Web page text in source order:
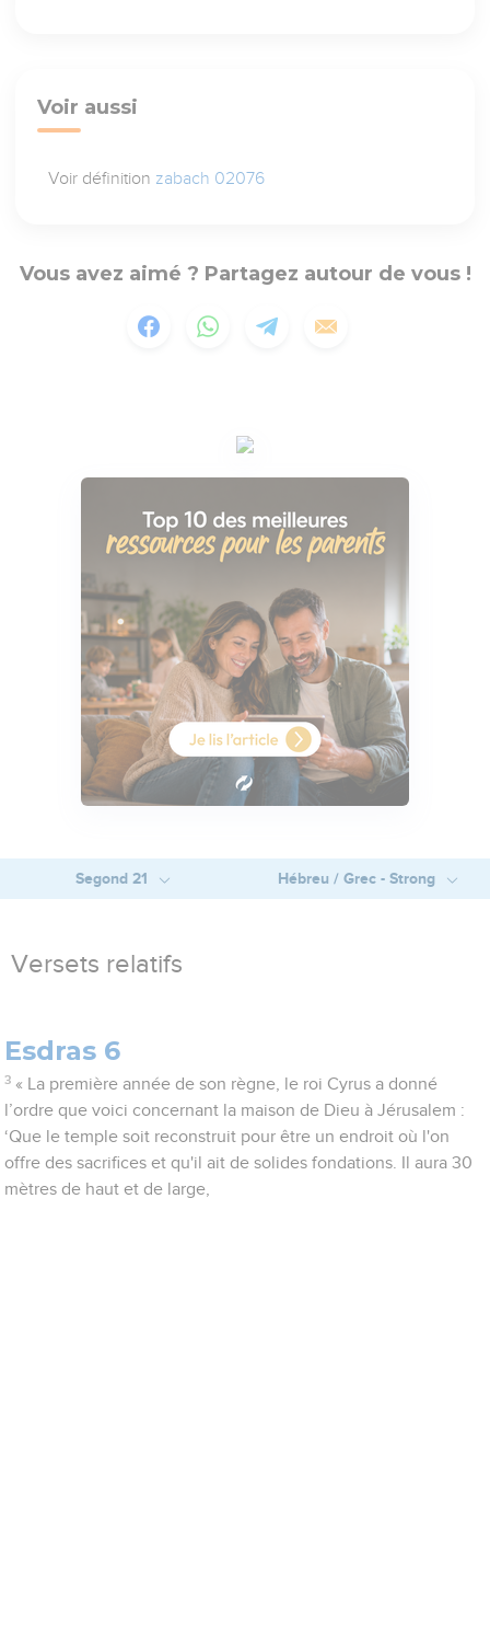
Voir aussi
Voir définition zabach 02076
Vous avez aimé ? Partagez autour de vous !
Segond 21 Hébreu / Grec - Strong
Versets relatifs
Esdras 6
3 « La première année de son règne, le roi Cyrus a donné
l’ordre que voici concernant la maison de Dieu à Jérusalem :
‘Que le temple soit reconstruit pour être un endroit où l'on
offre des sacrifices et qu'il ait de solides fondations. Il aura 30
mètres de haut et de large,